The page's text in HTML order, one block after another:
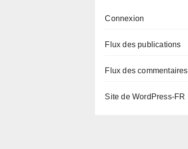
Connexion
Flux des publications
Flux des commentaires
Site de WordPress-FR